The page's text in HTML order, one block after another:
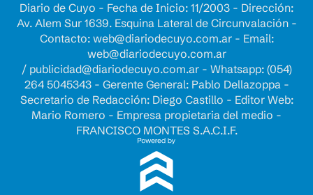
Diario de Cuyo - Fecha de Inicio: 11/2003 - Dirección:
Av. Alem Sur 1639. Esquina Lateral de Circunvalación -
Contacto: web@diariodecuyo.com.ar- Email:
web@diariodecuyo.com.ar
/ publicidad@diariodecuyo.com.ar- Whatsapp: (054)
264 5045343 - Gerente General: Pablo Dellazoppa -
Secretario de Redacción: Diego Castillo - Editor Web:
Mario Romero - Empresa propietaria del medio -
FRANCISCO MONTES S.A.C.I.F.